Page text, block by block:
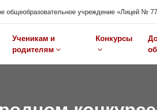
общеобразовательное учреждение «Лицей №
Ученикам и
родителям
Конкурсы